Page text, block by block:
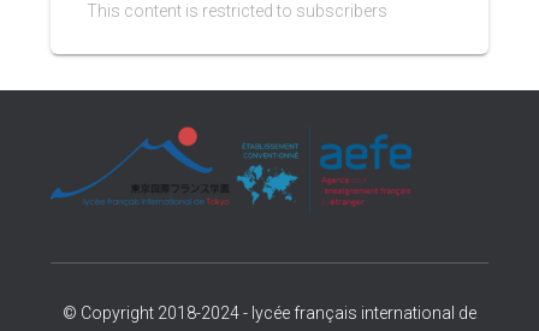
This content is restricted to subscribers
© Copyright 2018-2024 - lycée français international de